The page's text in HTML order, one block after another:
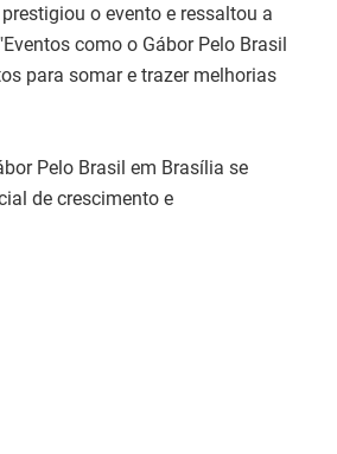
o evento e ressaltou a
como o Gábor Pelo Brasil
para somar e trazer melhorias
Pelo Brasil em Brasília se
de crescimento e